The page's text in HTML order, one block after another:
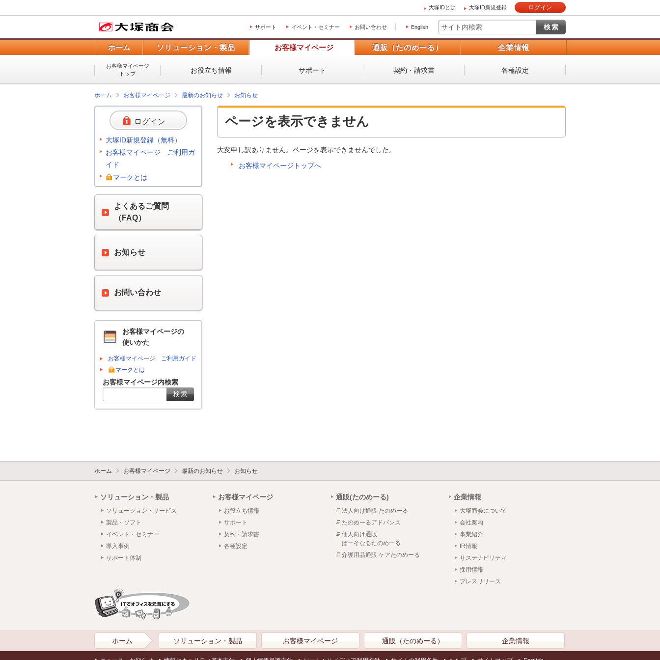
大塚IDとは 大塚ID新規登録 ログイン
サポート イベント・セミナー お問い合わせ English
ホーム ソリューション・製品 お客様マイページ 通販（たのめーる） 企業情報
お客様マイページ
トップ
お役立ち情報 サポート 契約・請求書 各種設定
ホーム お客様マイページ 最新のお知らせ お知らせ
ページを表示できません
大変申し訳ありません。ページを表示できませんでした。
お客様マイページトップへ
ログイン
大塚ID新規登録（無料）
お客様マイページ ご利用ガ
イド
マークとは
よくあるご質問
（FAQ）
お知らせ
お問い合わせ
お客様マイページの
使いかた
お客様マイページ ご利用ガイド
マークとは
お客様マイページ内検索
ホーム お客様マイページ 最新のお知らせ お知らせ
ソリューション・製品
ソリューション・サービス
製品・ソフト
イベント・セミナー
導入事例
サポート体制
お客様マイページ
お役立ち情報
サポート
契約・請求書
各種設定
通販(たのめーる)
法人向け通販 たのめーる
たのめーるアドバンス
個人向け通販
ぱーそなるたのめーる
介護用品通販 ケアたのめーる
企業情報
大塚商会について
会社案内
事業紹介
IR情報
サステナビリティ
採用情報
プレスリリース
ホーム ソリューション・製品 お客様マイページ 通販（たのめーる） 企業情報